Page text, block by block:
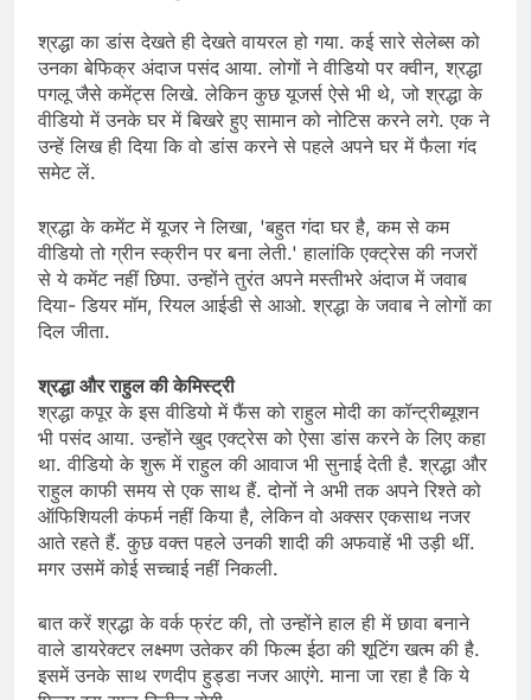
श्रद्धा का डांस देखते ही देखते वायरल हो गया. कई सारे सेलेब्स को
उनका बेफिक्र अंदाज पसंद आया. लोगों ने वीडियो पर क्वीन, श्रद्धा
पगलू जैसे कमेंट्स लिखे. लेकिन कुछ यूजर्स ऐसे भी थे, जो श्रद्धा के
वीडियो में उनके घर में बिखरे हुए सामान को नोटिस करने लगे. एक ने
उन्हें लिख ही दिया कि वो डांस करने से पहले अपने घर में फैला गंद
समेट लें.
श्रद्धा के कमेंट में यूजर ने लिखा, 'बहुत गंदा घर है, कम से कम
वीडियो तो ग्रीन स्क्रीन पर बना लेती.' हालांकि एक्ट्रेस की नजरों
से ये कमेंट नहीं छिपा. उन्होंने तुरंत अपने मस्तीभरे अंदाज में जवाब
दिया- डियर मॉम, रियल आईडी से आओ. श्रद्धा के जवाब ने लोगों का
दिल जीता.
श्रद्धा और राहुल की केमिस्ट्री
श्रद्धा कपूर के इस वीडियो में फैंस को राहुल मोदी का कॉन्ट्रीब्यूशन
भी पसंद आया. उन्होंने खुद एक्ट्रेस को ऐसा डांस करने के लिए कहा
था. वीडियो के शुरू में राहुल की आवाज भी सुनाई देती है. श्रद्धा और
राहुल काफी समय से एक साथ हैं. दोनों ने अभी तक अपने रिश्ते को
ऑफिशियली कंफर्म नहीं किया है, लेकिन वो अक्सर एकसाथ नजर
आते रहते हैं. कुछ वक्त पहले उनकी शादी की अफवाहें भी उड़ी थीं.
मगर उसमें कोई सच्चाई नहीं निकली.
बात करें श्रद्धा के वर्क फ्रंट की, तो उन्होंने हाल ही में छावा बनाने
वाले डायरेक्टर लक्ष्मण उतेकर की फिल्म ईठा की शूटिंग खत्म की है.
इसमें उनके साथ रणदीप हुड्डा नजर आएंगे. माना जा रहा है कि ये